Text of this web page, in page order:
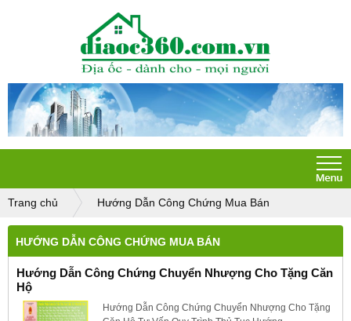
Trang chủ Hướng Dẫn Công Chứng Mua Bán
HƯỚNG DẪN CÔNG CHỨNG MUA BÁN
Hướng Dẫn Công Chứng Chuyển Nhượng Cho Tặng Căn
Hộ
Hướng Dẫn Công Chứng Chuyển Nhượng Cho Tặng